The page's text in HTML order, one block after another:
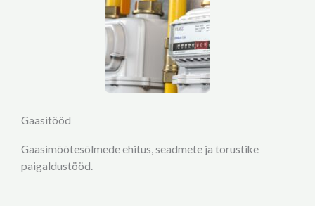
Gaasitööd
Gaasimõõtesõlmede ehitus, seadmete ja torustike
paigaldustööd.